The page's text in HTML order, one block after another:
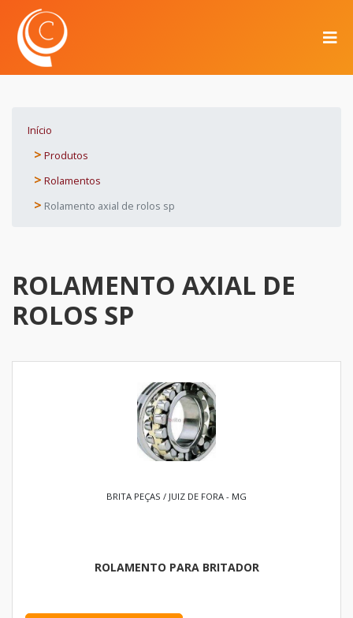
Início
Produtos
Rolamentos
Rolamento axial de rolos sp
ROLAMENTO AXIAL DE
ROLOS SP
BRITA PEÇAS / JUIZ DE FORA - MG
ROLAMENTO PARA BRITADOR